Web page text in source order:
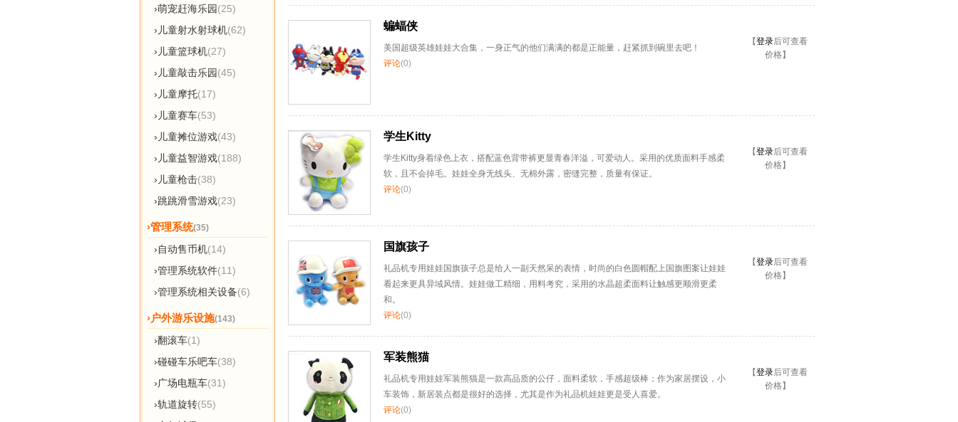
›萌宠赶海乐园(25)
›儿童射水射球机(62)
›儿童篮球机(27)
›儿童敲击乐园(45)
›儿童摩托(17)
›儿童赛车(53)
›儿童摊位游戏(43)
›儿童益智游戏(188)
›儿童枪击(38)
›跳跳滑雪游戏(23)
›管理系统(35)
›自动售币机(14)
›管理系统软件(11)
›管理系统相关设备(6)
›户外游乐设施(143)
›翻滚车(1)
›碰碰车乐吧车(38)
›广场电瓶车(31)
›轨道旋转(55)
蝙蝠侠
美国超级英雄娃娃大合集，一身正气的他们满满的都是正能量，赶紧抓到碗里去吧！
评论(0)
【登录后可查看
价格】
学生Kitty
学生Kitty身着绿色上衣，搭配蓝色背带裤更显青春洋溢，可爱动人。采用的优质面料手感柔
软，且不会掉毛。娃娃全身无线头、无棉外露，密缝完整，质量有保证。
评论(0)
【登录后可查看
价格】
国旗孩子
礼品机专用娃娃国旗孩子总是给人一副天然呆的表情，时尚的白色圆帽配上国旗图案让娃娃
看起来更具异域风情。娃娃做工精细，用料考究，采用的水晶超柔面料让触感更顺滑更柔
和。
评论(0)
【登录后可查看
价格】
军装熊猫
礼品机专用娃娃军装熊猫是一款高品质的公仔，面料柔软，手感超级棒；作为家居摆设，小
车装饰，新居装点都是很好的选择，尤其是作为礼品机娃娃更是受人喜爱。
评论(0)
【登录后可查看
价格】